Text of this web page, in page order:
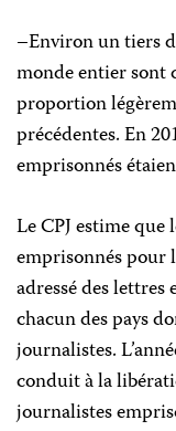
–Environ un tiers
monde entier sont
proportion
précédentes. En
emprisonnés
Le CPJ estime
emprisonnés pour
adressé des
chacun des pays
journalistes.
conduit à la
journalistes